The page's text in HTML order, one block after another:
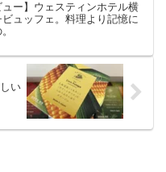
ュー】ウェスティンホテル横
ュッフェ。料理より記憶に
い